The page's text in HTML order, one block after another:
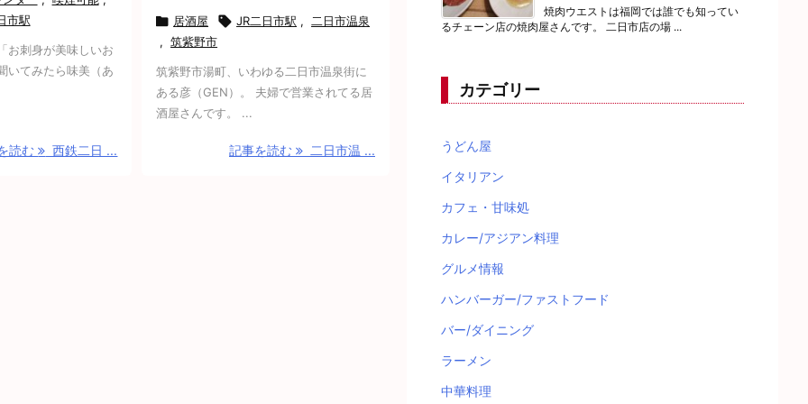
市駅
お刺身が美味しいお
いてみたら味美（あ
読む 西鉄二日 ...
 居酒屋  JR二日市駅 ,
二日市温泉
, 筑紫野市
筑紫野市湯町、いわゆる二日市温泉街に
ある彦（GEN）。 夫婦で営業されてる居
酒屋さんです。 ...
記事を読む 二日市温 ...
焼肉ウエストは福岡では誰でも知ってい
るチェーン店の焼肉屋さんです。 二日市店の場 ...
カテゴリー
うどん屋
イタリアン
カフェ・甘味処
カレー/アジアン料理
グルメ情報
ハンバーガー/ファストフード
バー/ダイニング
ラーメン
中華料理